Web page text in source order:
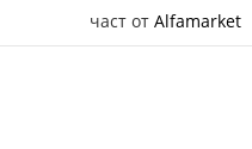
част от Alfamarket